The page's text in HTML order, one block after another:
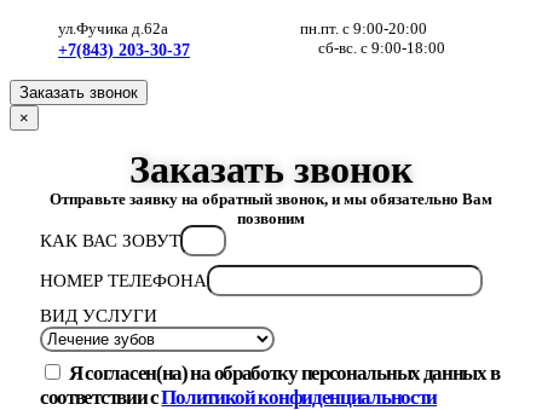
ул.Фучика д.62а
пн.пт. с 9:00-20:00
+7(843) 203-30-37
сб-вс. с 9:00-18:00
Заказать звонок
×
Заказать звонок
Отправьте заявку на обратный звонок, и мы обязательно Вам
позвоним
КАК ВАС ЗОВУТ
НОМЕР ТЕЛЕФОНА
ВИД УСЛУГИ
Я согласен(на) на обработку персональных данных в
соответствии сПолитикой конфиденциальности